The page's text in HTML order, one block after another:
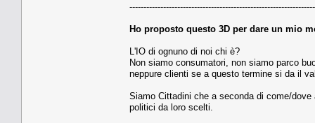
Ho proposto questo 3D per dare un mio
L'IO di ognuno di noi chi è?
Non siamo consumatori, non siamo parco
neppure clienti se a questo termine si da il
Siamo Cittadini che a seconda di come/
politici da loro scelti.